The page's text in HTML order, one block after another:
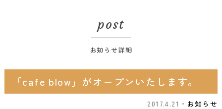
post
お知らせ詳細
「cafe blow」がオープンいたします。
2017.4.21・ お知らせ